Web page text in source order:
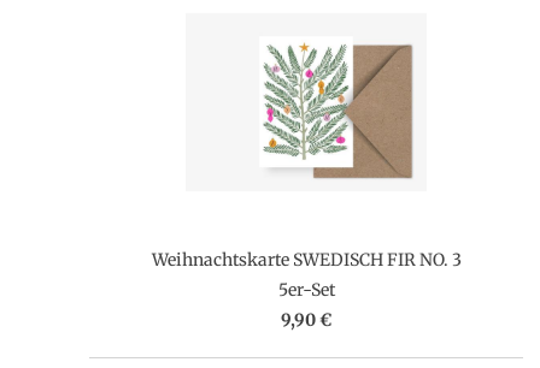
Weihnachtskarte SWEDISCH FIR NO. 3
5er-Set
9,90 €